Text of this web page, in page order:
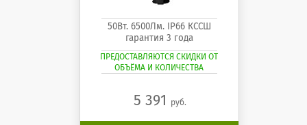
50Вт. 6500Лм. IP66 КССШ
гарантия 3 года
ПРЕДОСТАВЛЯЮТСЯ СКИДКИ ОТ
ОБЪЁМА И КОЛИЧЕСТВА
5 391 руб.